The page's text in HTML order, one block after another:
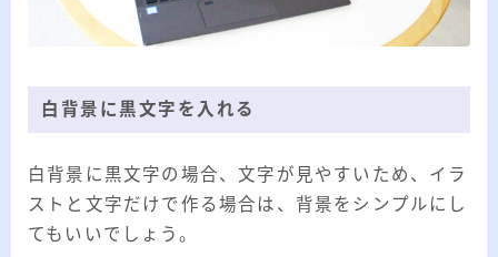
白背景に黒文字を入れる
白背景に黒文字の場合、文字が見やすいため、イラ
ストと文字だけで作る場合は、背景をシンプルにし
てもいいでしょう。